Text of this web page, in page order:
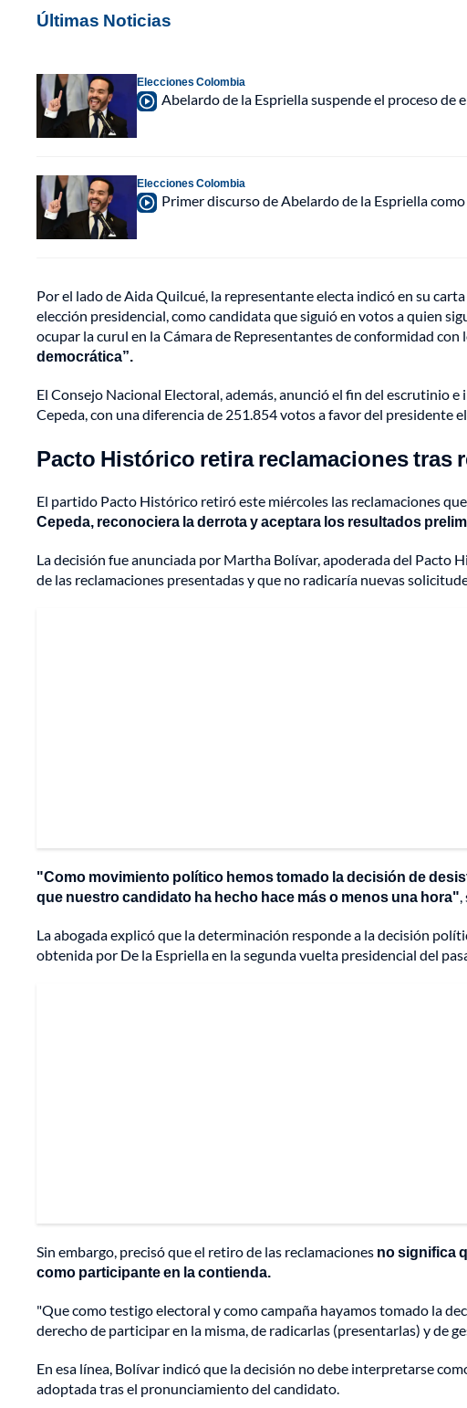
Últimas Noticias
Elecciones Colombia
Abelardo de la Espriella suspende el proceso
Elecciones Colombia
Primer discurso de Abelardo de la Espriella
Por el lado de Aida Quilcué, la representante electa indicó en su
elección presidencial, como candidata que siguió en votos a quien
ocupar la curul en la Cámara de Representantes de conformidad
democrática”.
El Consejo Nacional Electoral, además, anunció el fin del escrutinio
Cepeda, con una diferencia de 251.854 votos a favor del presidente
Pacto Histórico retira reclamaciones tras
El partido Pacto Histórico retiró este miércoles las reclamaciones
Cepeda, reconociera la derrota y aceptara los resultados
La decisión fue anunciada por Martha Bolívar, apoderada del Pacto
de las reclamaciones presentadas y que no radicaría nuevas
"Como movimiento político hemos tomado la decisión de
que nuestro candidato ha hecho hace más o menos una hora"
La abogada explicó que la determinación responde a la decisión
obtenida por De la Espriella en la segunda vuelta presidencial del
Sin embargo, precisó que el retiro de las reclamaciones no significa
como participante en la contienda.
"Que como testigo electoral y como campaña hayamos tomado la
derecho de participar en la misma, de radicarlas (presentarlas) y de
En esa línea, Bolívar indicó que la decisión no debe interpretarse
adoptada tras el pronunciamiento del candidato.